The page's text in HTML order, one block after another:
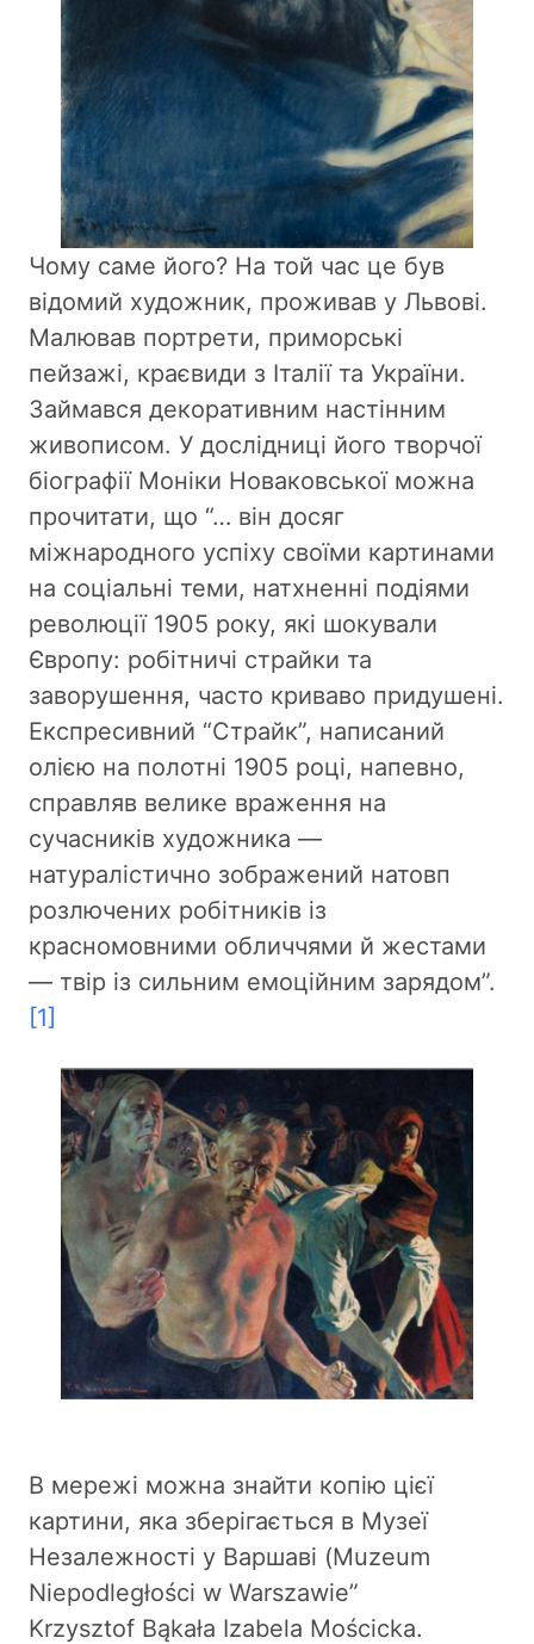
Чому саме його? На той час це був
відомий художник, проживав у Львові.
Малював портрети, приморські
пейзажі, краєвиди з Італії та України.
Займався декоративним настінним
живописом. У дослідниці його творчої
біографії Моніки Новаковської можна
прочитати, що “… він досяг
міжнародного успіху своїми картинами
на соціальні теми, натхненні подіями
революції 1905 року, які шокували
Європу: робітничі страйки та
заворушення, часто криваво придушені.
Експресивний “Страйк”, написаний
олією на полотні 1905 році, напевно,
справляв велике враження на
сучасників художника —
натуралістично зображений натовп
розлючених робітників із
красномовними обличчями й жестами
— твір із сильним емоційним зарядом”.
[1]
В мережі можна знайти копію цієї
картини, яка зберігається в Музеї
Незалежності у Варшаві (Muzeum
Niepodległości w Warszawie”
Krzysztof Bąkała Izabela Mościcka.